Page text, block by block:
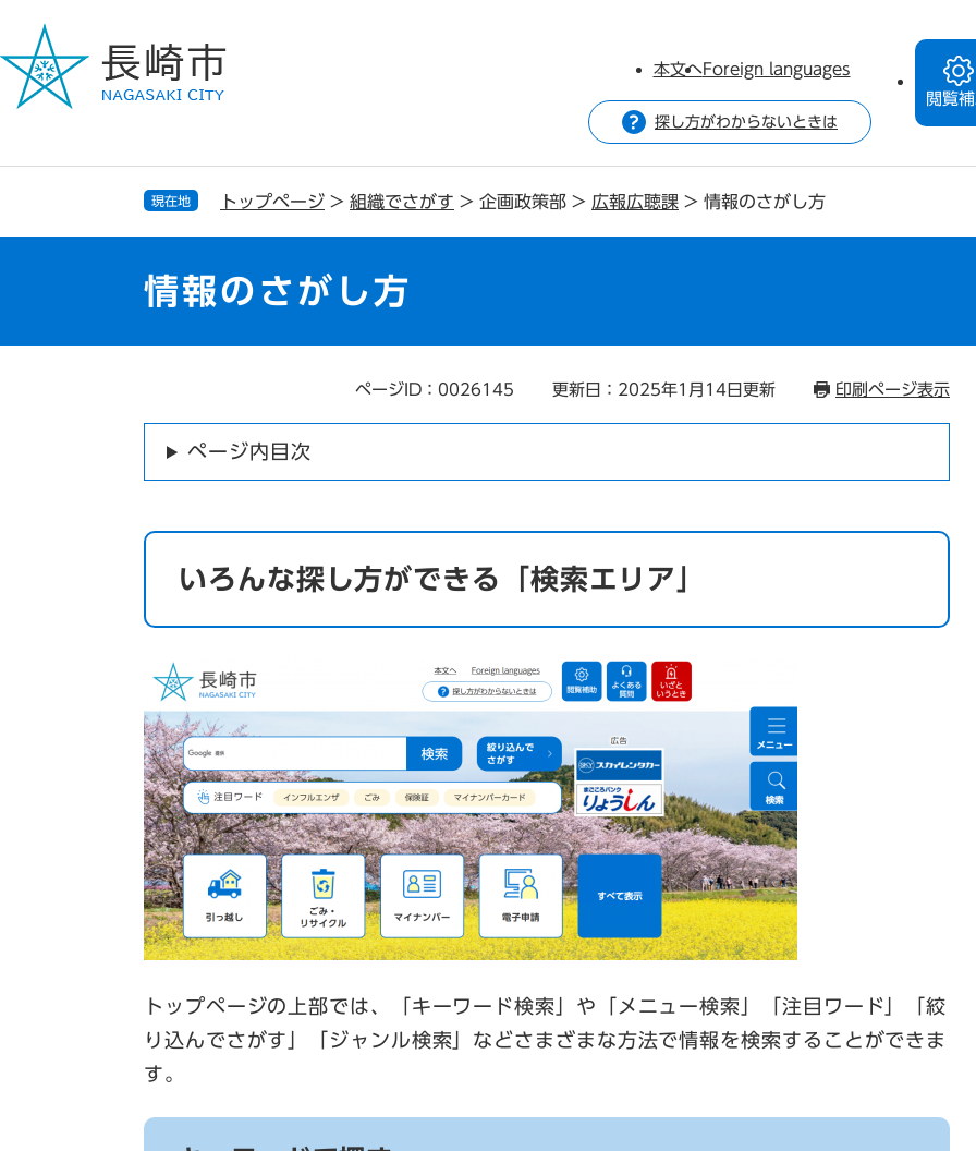
ジ
で
ュ
ば
閲覧
本文へForeign languages
探し方がわからないときは
現在地 トップページ > 組織でさがす > 企画政策部 > 広報広聴課 > 情報のさがし方
情報のさがし方
ページID：0026145 更新日：2025年1月14日更新 印刷ページ表示
ページ内目次
いろんな探し方ができる「検索エリア」
トップページの上部では、「キーワード検索」や「メニュー検索」「注目ワード」「絞
り込んでさがす」「ジャンル検索」などさまざまな方法で情報を検索することができま
す。